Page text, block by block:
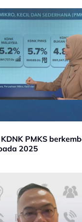
PMKS
2025